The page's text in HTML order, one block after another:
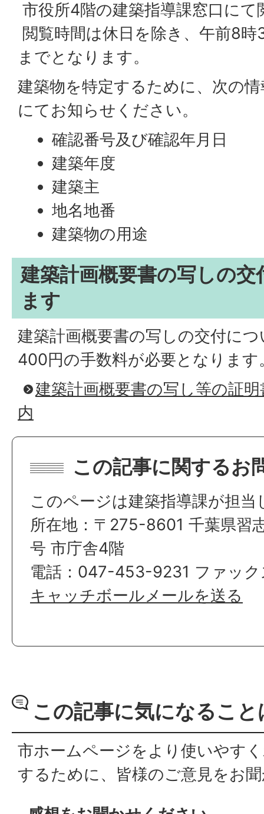
市役所4階の建築指導課窓口にて
閲覧時間は休日を除き、午前8
までとなります。
建築物を特定するために、次の
にてお知らせください。
確認番号及び確認年月日
建築年度
建築主
地名地番
建築物の用途
建築計画概要書の写しの
ます
建築計画概要書の写しの交付に
400円の手数料が必要となります
建築計画概要書の写し等の証
内
この記事に関するお
このページは建築指導課が担当
所在地：〒275-8601 千葉県習
号 市庁舎4階
電話：047-453-9231 ファッ
キャッチボールメールを送る
この記事に気になるこ
市ホームページをより使いやす
するために、皆様のご意見をお